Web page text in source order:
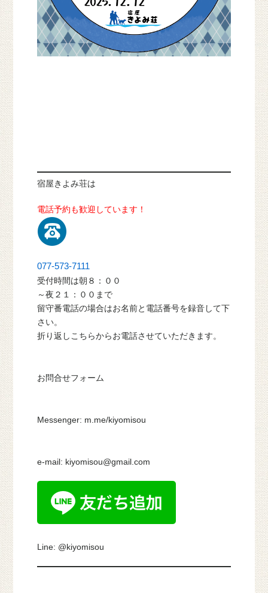
宿屋きよみ荘は
電話予約も歓迎しています！
077-573-7111
受付時間は朝８：００
～夜２１：００まで
留守番電話の場合はお名前と電話番号を録音して下
さい。
折り返しこちらからお電話させていただきます。
お問合せフォーム
Messenger: m.me/kiyomisou
e-mail: kiyomisou@gmail.com
Line: @kiyomisou